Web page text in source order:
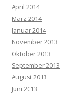
April 2014
März 2014
Januar 2014
November 2013
Oktober 2013
September 2013
August 2013
Juni 2013